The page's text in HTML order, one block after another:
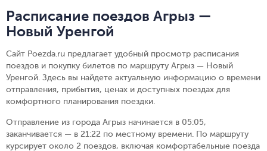
Расписание поездов Агрыз —
Новый Уренгой
Сайт Poezda.ru предлагает удобный просмотр расписания
поездов и покупку билетов по маршруту Агрыз — Новый
Уренгой. Здесь вы найдете актуальную информацию о времени
отправления, прибытия, ценах и доступных поездах для
комфортного планирования поездки.
Отправление из города Агрыз начинается в 05:05,
заканчивается — в 21:22 по местному времени. По маршруту
курсирует около 2 поездов, включая комфортабельные поезда